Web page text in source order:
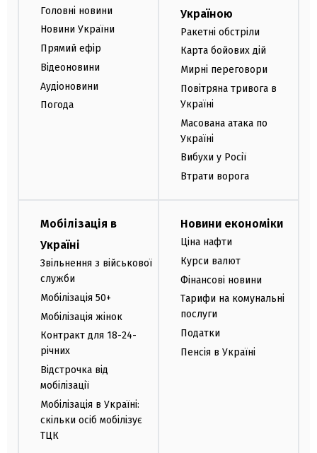
Головні новини
Новини України
Прямий ефір
Відеоновини
Аудіоновини
Погода
Україною
Ракетні обстріли
Карта бойових дій
Мирні переговори
Повітряна тривога в
Україні
Масована атака по
Україні
Вибухи у Росії
Втрати ворога
Мобілізація в
Україні
Звільнення з військової
служби
Мобілізація 50+
Мобілізація жінок
Контракт для 18-24-
річних
Відстрочка від
мобілізації
Мобілізація в Україні:
скільки осіб мобілізує
ТЦК
Новини економіки
Ціна нафти
Курси валют
Фінансові новини
Тарифи на комунальні
послуги
Податки
Пенсія в Україні